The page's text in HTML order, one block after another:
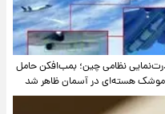
نظامی چین؛ بمب‌افکن حامل
موشک هسته‌ای در آسمان ظاهر شد